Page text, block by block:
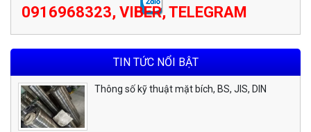
0916968323, VIBER, TELEGRAM
TIN TỨC NỔI BẬT
Thông số kỹ thuật mặt bích, BS, JIS, DIN